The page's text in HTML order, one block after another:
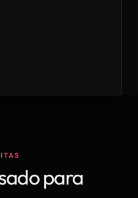
para